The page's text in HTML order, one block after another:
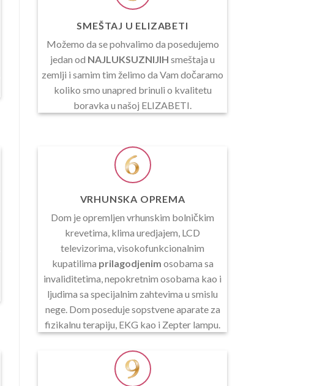
SMEŠTAJ U ELIZABETI
Možemo da se pohvalimo da posedujemo
jedan od NAJLUKSUZNIJIH smeštaja u
zemlji i samim tim želimo da Vam dočaramo
koliko smo unapred brinuli o kvalitetu
boravka u našoj ELIZABETI.
VRHUNSKA OPREMA
Dom je opremljen vrhunskim bolničkim
krevetima, klima uredjajem, LCD
televizorima, visokofunkcionalnim
kupatilima prilagodjenim osobama sa
invaliditetima, nepokretnim osobama kao i
ljudima sa specijalnim zahtevima u smislu
nege. Dom poseduje sopstvene aparate za
fizikalnu terapiju, EKG kao i Zepter lampu.